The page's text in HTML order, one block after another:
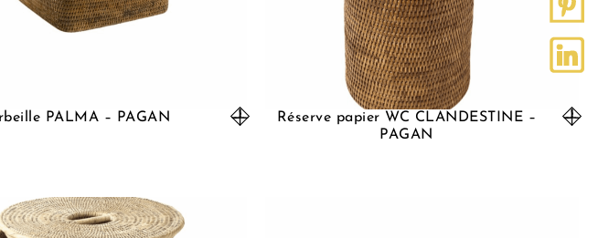
PALMA – PAGAN
Réserve papier WC CLANDESTINE –
PAGAN